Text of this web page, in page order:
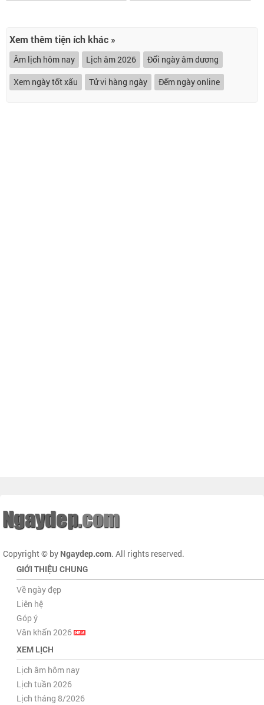
Xem thêm tiện ích khác »
Âm lịch hôm nay Lịch âm 2026
Đổi ngày âm dương
Xem ngày tốt xấu
Tử vi hàng ngày Đếm ngày online
Copyright © by Ngaydep.com. All rights reserved.
GIỚI THIỆU CHUNG
Về ngày đẹp
Liên hệ
Góp ý
Văn khấn 2026
XEM LỊCH
Lịch âm hôm nay
Lịch tuần 2026
Lịch tháng 8/2026